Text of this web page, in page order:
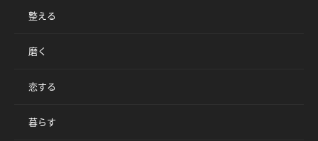
整える
磨く
恋する
暮らす